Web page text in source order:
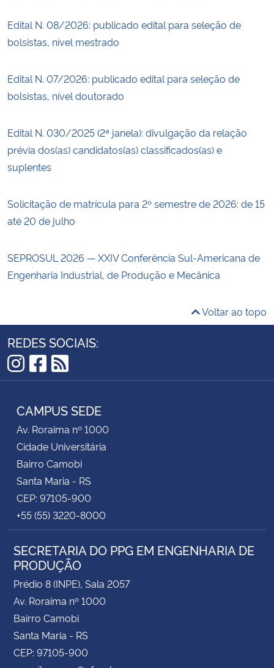
Edital N. 08/2026: publicado edital para seleção de
bolsistas, nível mestrado
Edital N. 07/2026: publicado edital para seleção de
bolsistas, nível doutorado
Edital N. 030/2025 (2ª janela): divulgação da relação
prévia dos(as) candidatos(as) classificados(as) e
suplentes
Solicitação de matrícula para 2º semestre de 2026: de 15
até 20 de julho
SEPROSUL 2026 — XXIV Conferência Sul-Americana de
Engenharia Industrial, de Produção e Mecânica
Voltar ao topo
REDES SOCIAIS:
Instagram
Facebook
RSS
CAMPUS SEDE
Av. Roraima nº 1000
Cidade Universitária
Bairro Camobi
Santa Maria - RS
CEP: 97105-900
+55 (55) 3220-8000
SECRETARIA DO PPG EM ENGENHARIA DE
PRODUÇÃO
Prédio 8 (INPE), Sala 2057
Av. Roraima nº 1000
Bairro Camobi
Santa Maria - RS
CEP: 97105-900